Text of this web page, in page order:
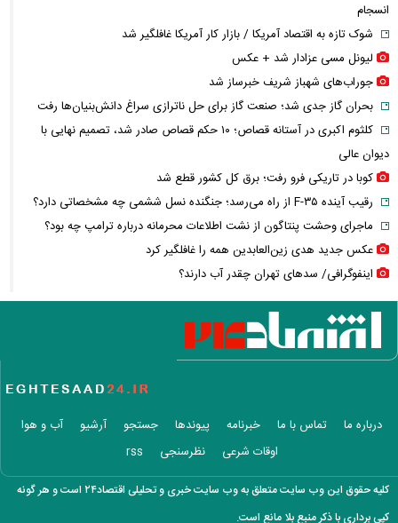
انسجام
شوک تازه به اقتصاد آمریکا / بازار کار آمریکا غافلگیر شد
لیونل مسی عزادار شد + عکس
جوراب‌های شهباز شریف خبرساز شد
بحران گاز جدی شد؛ صنعت گاز برای حل ناترازی سراغ دانش‌بنیان‌ها رفت
کلثوم اکبری در آستانه قصاص؛ ۱۰ حکم قصاص صادر شد، تصمیم نهایی با
دیوان عالی
کوبا در تاریکی فرو رفت؛ برق کل کشور قطع شد
رقیب آینده F-۳۵ از راه می‌رسد؛ جنگنده نسل ششمی چه مشخصاتی دارد؟
ماجرای وحشت پنتاگون از نشت اطلاعات محرمانه درباره ترامپ چه بود؟
عکس جدید هدی زین‌العابدین همه را غافلگیر کرد
اینفوگرافی/ سدهای تهران چقدر آب دارند؟
این فیلم از رهبر انقلاب را تاکنون ندیده بودید / انتشار برای نخستین بار
قیمت واقعی مرغ لو رفت/ مرغ ارزان‌تر از هزینه تولید فروخته می‌شود!
عکس گوگوش در ۱۲ سالگی در کنار پدرش صابر آتشین
واکنش جنجالی زیدآبادی به اظهارات محمدباقر خرازی درباره بی‌حجابی
قیمت ساعت اپل، سامسونگ و شیائومی + جدول
محمدباقر خرازی کیست؟ + سوابق و حواشی چهره جنجالی خاندان خرازی‌ها
فیلم / وداع تلخ مردم قم با داماد محبوب مبتلا به سندرم داون
درباره ما تماس با ما خبرنامه پیوندها جستجو آرشیو
آب و هوا
اوقات شرعی
نظرسنجی rss
کلیه حقوق این وب سایت متعلق به وب سایت خبری و تحلیلی اقتصاد۲۴ است و هر گونه
کپی برداری با ذکر منبع بلا مانع است.